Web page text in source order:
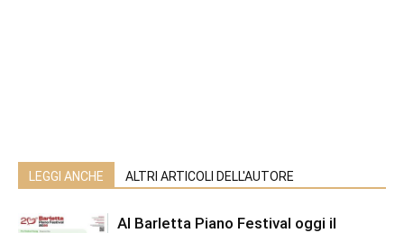
LEGGI ANCHE ALTRI ARTICOLI DELL'AUTORE
Al Barletta Piano Festival oggi il